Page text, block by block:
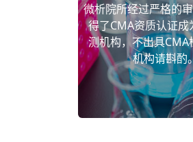
微析院所经过严格的
得了CMA资质认证成
测机构，不出具CMA
机构请斟酌